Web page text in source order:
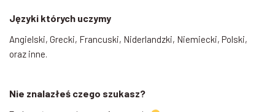
Języki których uczymy
Angielski, Grecki, Francuski, Niderlandzki, Niemiecki, Polski,
oraz inne.
Nie znalazłeś czego szukasz?